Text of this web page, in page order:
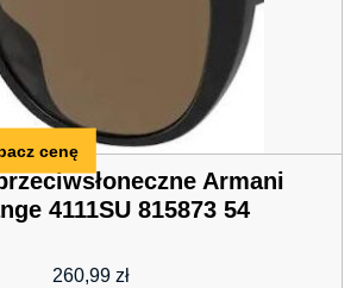
Armani
4111SU 815873 54
260,99 zł
cenę